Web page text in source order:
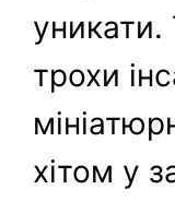
уникати.
трохи
хітом у